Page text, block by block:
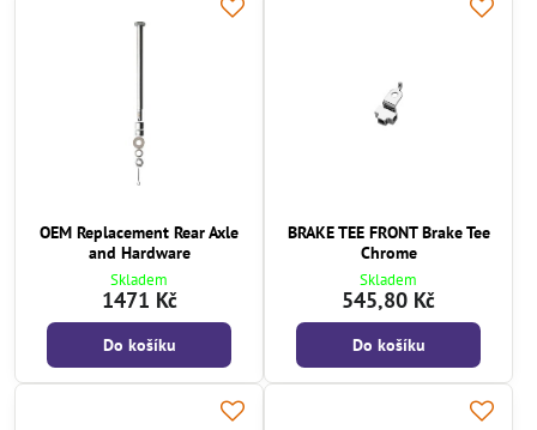
OEM Replacement Rear Axle
and Hardware
Skladem
1471 Kč
Do košíku
BRAKE TEE FRONT Brake Tee
Chrome
Skladem
545,80 Kč
Do košíku